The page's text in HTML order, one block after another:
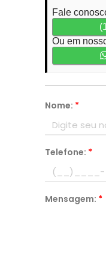
Fale
Ou em
Nome: *
Telefone: *
Mensagem: *